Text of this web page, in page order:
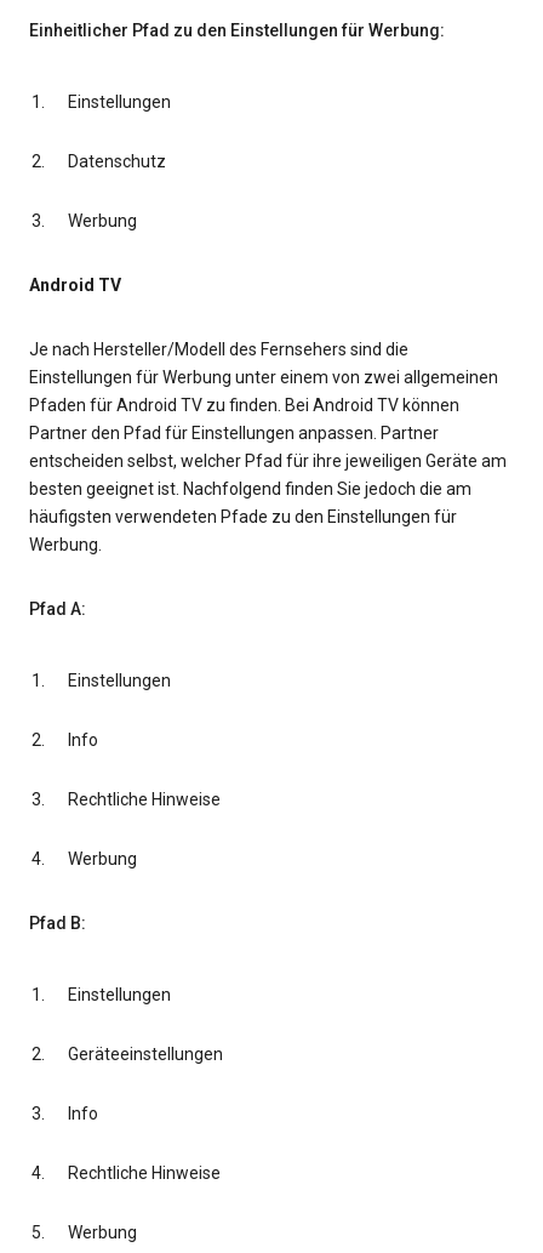
Einheitlicher Pfad zu den Einstellungen für Werbung:
Einstellungen
Datenschutz
Werbung
Android TV
Je nach Hersteller/Modell des Fernsehers sind die
Einstellungen für Werbung unter einem von zwei allgemeinen
Pfaden für Android TV zu finden. Bei Android TV können
Partner den Pfad für Einstellungen anpassen. Partner
entscheiden selbst, welcher Pfad für ihre jeweiligen Geräte am
besten geeignet ist. Nachfolgend finden Sie jedoch die am
häufigsten verwendeten Pfade zu den Einstellungen für
Werbung.
Pfad A:
Einstellungen
Info
Rechtliche Hinweise
Werbung
Pfad B:
Einstellungen
Geräteeinstellungen
Info
Rechtliche Hinweise
Werbung